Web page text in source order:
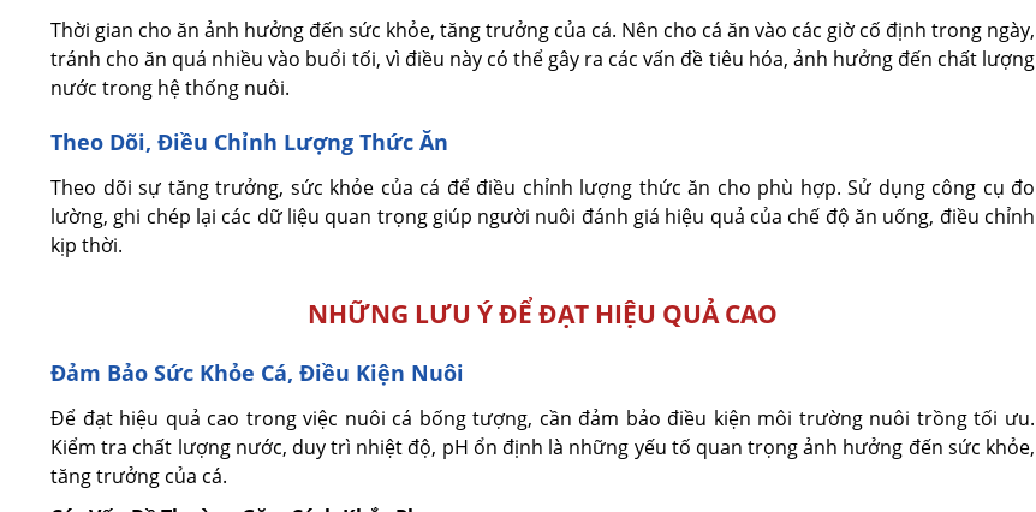
Thời gian cho ăn ảnh hưởng đến sức khỏe, tăng trưởng của cá. Nên cho cá ăn vào các giờ cố định trong ngày,
tránh cho ăn quá nhiều vào buổi tối, vì điều này có thể gây ra các vấn đề tiêu hóa, ảnh hưởng đến chất lượng
nước trong hệ thống nuôi.
Theo Dõi, Điều Chỉnh Lượng Thức Ăn
Theo dõi sự tăng trưởng, sức khỏe của cá để điều chỉnh lượng thức ăn cho phù hợp. Sử dụng công cụ đo
lường, ghi chép lại các dữ liệu quan trọng giúp người nuôi đánh giá hiệu quả của chế độ ăn uống, điều chỉnh
kịp thời.
NHỮNG LƯU Ý ĐỂ ĐẠT HIỆU QUẢ CAO
Đảm Bảo Sức Khỏe Cá, Điều Kiện Nuôi
Để đạt hiệu quả cao trong việc nuôi cá bống tượng, cần đảm bảo điều kiện môi trường nuôi trồng tối ưu.
Kiểm tra chất lượng nước, duy trì nhiệt độ, pH ổn định là những yếu tố quan trọng ảnh hưởng đến sức khỏe,
tăng trưởng của cá.